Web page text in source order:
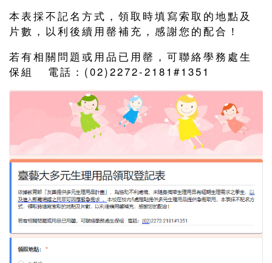
本表採不記名方式，領取時填寫索取的地點及
片數，以利後續用罄補充，感謝您的配合！
若有相關問題或用品已用罄，可聯絡學務處生
保組 電話：(02)2272-2181#1351